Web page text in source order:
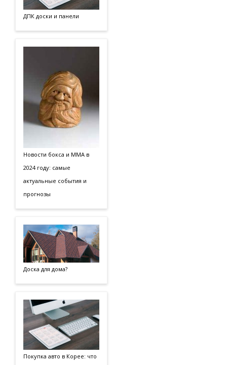
ДПК доски и панели
Новости бокса и ММА в
2024 году: самые
актуальные события и
прогнозы
Доска для дома?
Покупка авто в Корее: что